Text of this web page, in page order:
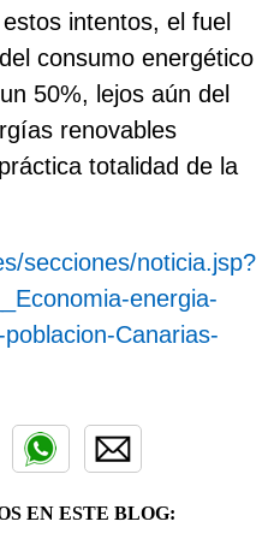
intentos, el fuel
consumo energético
50%, lejos aún del
renovables
totalidad de la
secciones/noticia.jsp?
energia-
Canarias-
EN ESTE BLOG: